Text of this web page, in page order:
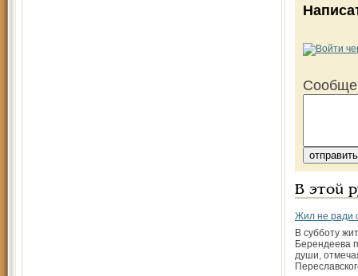
В этой
Жил не ради
В субботу
Берендеева
души,